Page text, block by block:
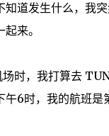
知道发生什么，我
起来。
场时，我打算去
午6时， 我的航班是